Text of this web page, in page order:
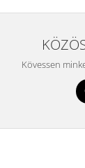
Kövessen